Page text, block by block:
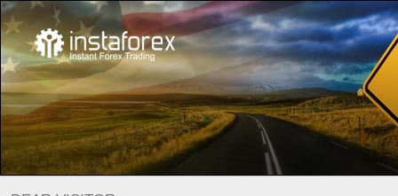
Pour les investisseurs InstaCopy System